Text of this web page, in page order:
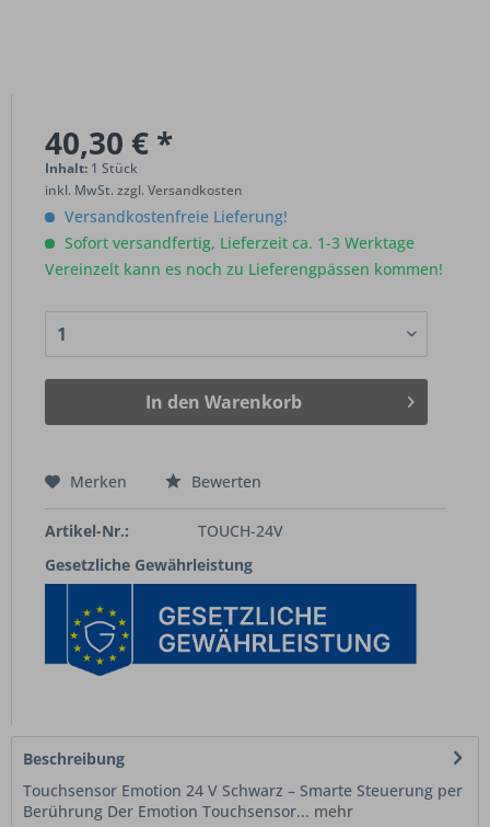
40,30 € *
Inhalt: 1 Stück
inkl. MwSt.zzgl. Versandkosten
Versandkostenfreie Lieferung!
Sofort versandfertig, Lieferzeit ca. 1-3 Werktage
Vereinzelt kann es noch zu Lieferengpässen kommen!
In den Warenkorb
Merken Bewerten
Artikel-Nr.:
TOUCH-24V
Gesetzliche Gewährleistung
Beschreibung
Touchsensor Emotion 24 V Schwarz – Smarte Steuerung per
Berührung Der Emotion Touchsensor... mehr